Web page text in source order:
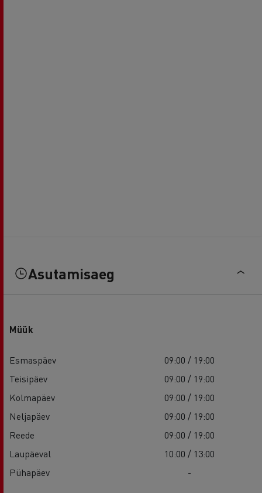
Asutamisaeg
Müük
Esmaspäev
09:00 / 19:00
Teisipäev
09:00 / 19:00
Kolmapäev
09:00 / 19:00
Neljapäev
09:00 / 19:00
Reede
09:00 / 19:00
Laupäeval
10:00 / 13:00
Pühapäev
-